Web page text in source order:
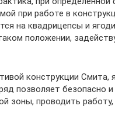
при работе в
на квадрицепсы и
положении,
конструкции Смита,
позволяет безопасно и
зоны, проводить